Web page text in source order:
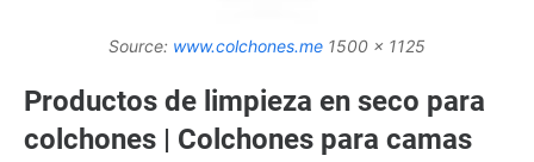
Source: www.colchones.me 1500 x 1125
Productos de limpieza en seco para
colchones | Colchones para camas